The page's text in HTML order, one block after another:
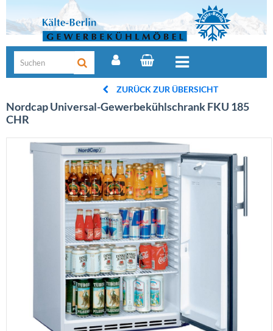
ZURÜCK ZUR ÜBERSICHT
Nordcap Universal-Gewerbekühlschrank FKU 185
CHR